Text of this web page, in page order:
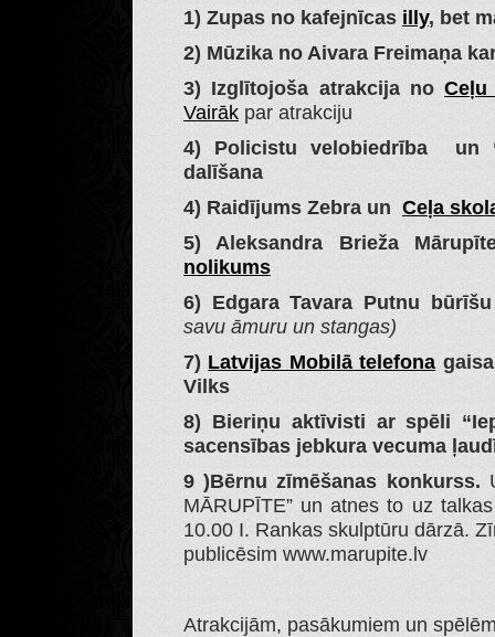
1) Zupas no kafejnīcas illy, bet
2) Mūzika no Aivara Freimaņa
3) Izglītojoša atrakcija no
Vairāk par atrakciju
4) Policistu velobiedrība un
dalīšana
4) Raidījums Zebra un Ceļa
5) Aleksandra Brieža
nolikums
6) Edgara Tavara Putnu
savu āmuru un stangas)
7) Latvijas Mobilā telefonagaisa
Vilks
8) Bieriņu aktīvisti ar spēli
sacensības jebkura vecuma
9 )Bērnu zīmēšanas konkurss.
MĀRUPĪTE” un atnes to uz
10.00 I. Rankas skulptūru dārzā.
publicēsim www.marupite.lv
Atrakcijām, pasākumiem un